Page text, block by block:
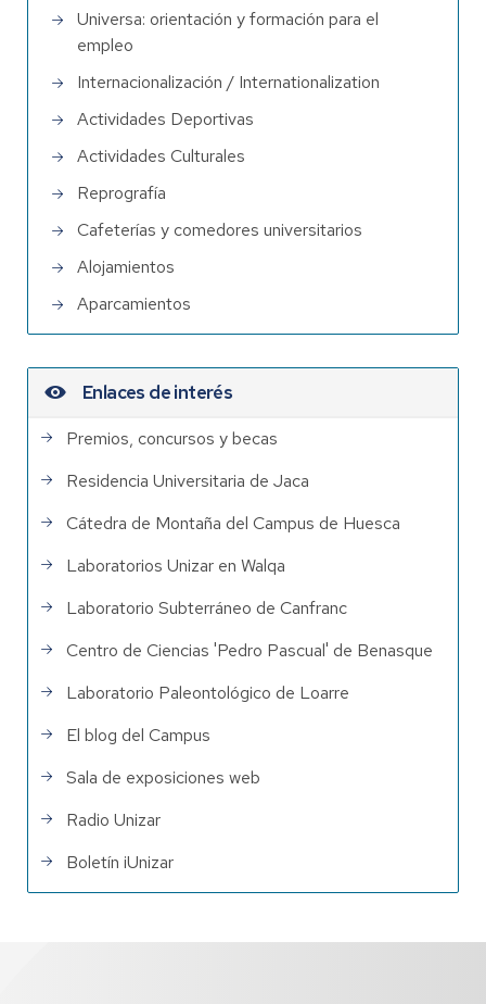
Universa: orientación y formación para el
empleo
Internacionalización / Internationalization
Actividades Deportivas
Actividades Culturales
Reprografía
Cafeterías y comedores universitarios
Alojamientos
Aparcamientos
Enlaces de interés
Premios, concursos y becas
Residencia Universitaria de Jaca
Cátedra de Montaña del Campus de Huesca
Laboratorios Unizar en Walqa
Laboratorio Subterráneo de Canfranc
Centro de Ciencias 'Pedro Pascual' de Benasque
Laboratorio Paleontológico de Loarre
El blog del Campus
Sala de exposiciones web
Radio Unizar
Boletín iUnizar